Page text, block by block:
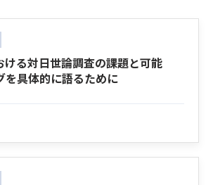
ける対日世論調査の課題と可能
を具体的に語るために